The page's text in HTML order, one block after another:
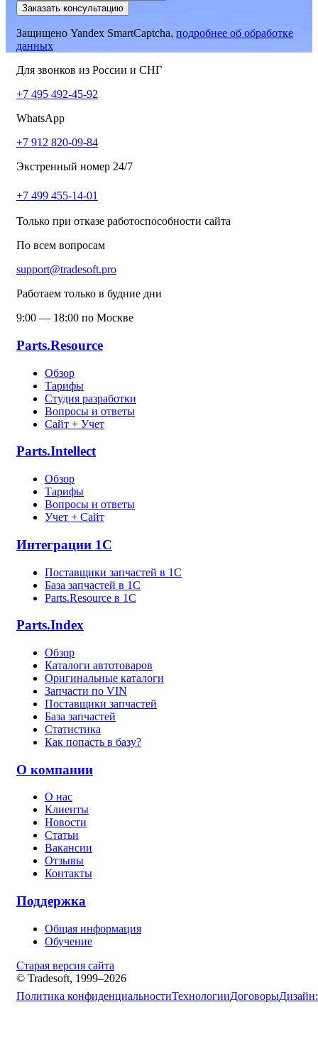
Заказать консультацию
Защищено Yandex SmartCaptcha, подробнее об обработке
данных
Для звонков из России и СНГ
+7 495 492-45-92
WhatsApp
+7 912 820-09-84
Экстренный номер 24/7
+7 499 455-14-01
Только при отказе работоспособности сайта
По всем вопросам
support@tradesoft.pro
Работаем только в будние дни
9:00 — 18:00 по Москве
Parts.Resource
Обзор
Тарифы
Студия разработки
Вопросы и ответы
Сайт + Учет
Parts.Intellect
Обзор
Тарифы
Вопросы и ответы
Учет + Сайт
Интеграции 1С
Поставщики запчастей в 1C
База запчастей в 1С
Parts.Resource в 1C
Parts.Index
Обзор
Каталоги автотоваров
Оригинальные каталоги
Запчасти по VIN
Поставщики запчастей
База запчастей
Статистика
Как попасть в базу?
О компании
О нас
Клиенты
Новости
Статьи
Вакансии
Отзывы
Контакты
Поддержка
Общая информация
Обучение
Старая версия сайта
© Tradesoft, 1999–2026
Политика конфиденциальностиТехнологииДоговорыДизайн: